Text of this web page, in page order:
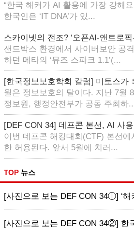
“한국 해커가 AI 활용에 가장 강해
한국인은 ‘IT DNA’가 있...
스카이넷의 전조? ‘오픈AI-앤트로
샌드박스 환경에서 사이버보안 공
하던 메타의 ‘뮤즈 스파크 1.1’(...
[한국정보보호학회 칼럼] 미토스가
월은 정보보호의 달이다. 지난 7월
정보원, 행정안전부가 공동 주최하
[DEF CON 34] 데프콘 본선, AI 사
이번 데프콘 해킹대회(CTF) 본선에
한 허용된다. 앞서 5월에 치러...
TOP 뉴스
[사진으로 보는 DEF CON 34ⓛ] ‘해
[사진으로 보는 DEF CON 34②] 한